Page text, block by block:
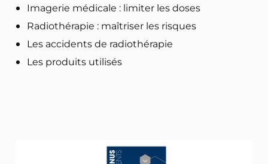
Imagerie médicale : limiter les doses
Radiothérapie : maîtriser les risques
Les accidents de radiothérapie
Les produits utilisés